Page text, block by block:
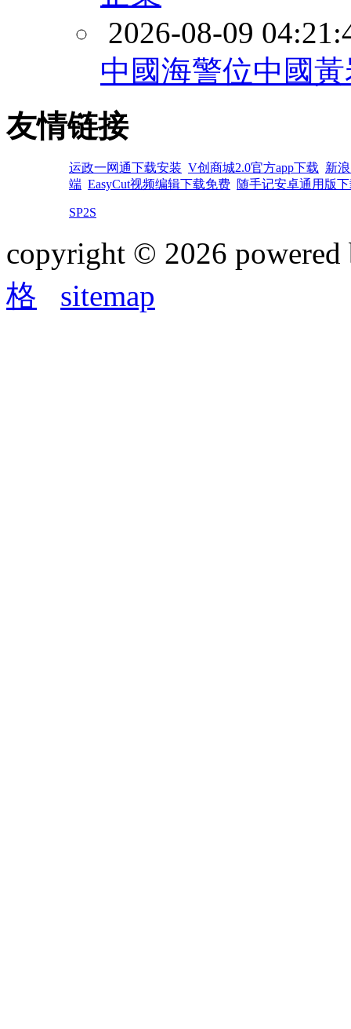
2026-08-09
中國海警位中國
友情链接
运政一网通下载安装 V创商城2.0官方app下载 新
端 EasyCut视频编辑下载免费 随手记安卓通用版
SP2S
copyright © 2026
格
sitemap